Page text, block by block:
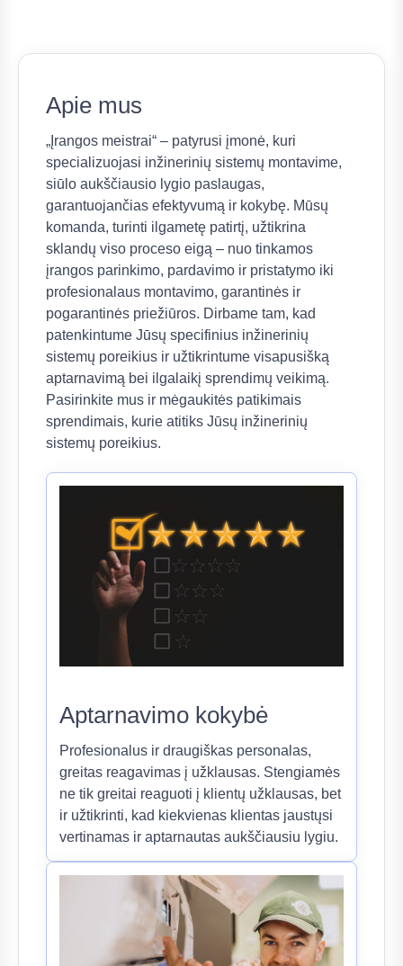
Apie mus
„Įrangos meistrai“ – patyrusi įmonė, kuri
specializuojasi inžinerinių sistemų montavime,
siūlo aukščiausio lygio paslaugas,
garantuojančias efektyvumą ir kokybę. Mūsų
komanda, turinti ilgametę patirtį, užtikrina
sklandų viso proceso eigą – nuo tinkamos
įrangos parinkimo, pardavimo ir pristatymo iki
profesionalaus montavimo, garantinės ir
pogarantinės priežiūros. Dirbame tam, kad
patenkintume Jūsų specifinius inžinerinių
sistemų poreikius ir užtikrintume visapusišką
aptarnavimą bei ilgalaikį sprendimų veikimą.
Pasirinkite mus ir mėgaukitės patikimais
sprendimais, kurie atitiks Jūsų inžinerinių
sistemų poreikius.
Aptarnavimo kokybė
Profesionalus ir draugiškas personalas,
greitas reagavimas į užklausas. Stengiamės
ne tik greitai reaguoti į klientų užklausas, bet
ir užtikrinti, kad kiekvienas klientas jaustųsi
vertinamas ir aptarnautas aukščiausiu lygiu.